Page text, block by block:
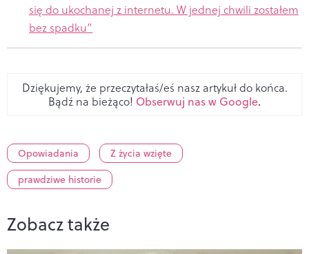
się do ukochanej z internetu. W jednej chwili zostałem
bez spadku”
Dziękujemy, że przeczytałaś/eś nasz artykuł do końca.
Bądź na bieżąco! Obserwuj nas w Google.
Opowiadania
Z życia wzięte
prawdziwe historie
Zobacz także